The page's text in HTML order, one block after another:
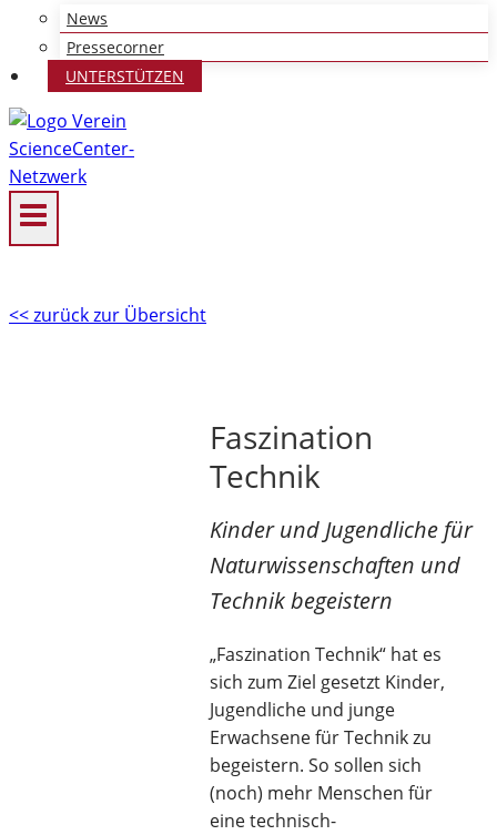
News
Pressecorner
UNTERSTÜTZEN
<< zurück zur Übersicht
Faszination
Technik
Kinder und Jugendliche für
Naturwissenschaften und
Technik begeistern
„Faszination Technik“ hat es
sich zum Ziel gesetzt Kinder,
Jugendliche und junge
Erwachsene für Technik zu
begeistern. So sollen sich
(noch) mehr Menschen für
eine technisch-